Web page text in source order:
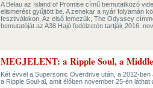
A Belau az Island of Promise című bemutatkozó
elismerést gyűjtött be. A zenekar a nyár folyamán
fesztiválokon. Az első lemezük, The Odyssey
bemutatóját az A38 Hajó fedélzetén tartják 2016.
MEGJELENT: a Ripple Soul, a
Két évvel a Supersonic Overdrive után, a 2012-
a Ripple Soul-al, amit élőben november 25-én láthat